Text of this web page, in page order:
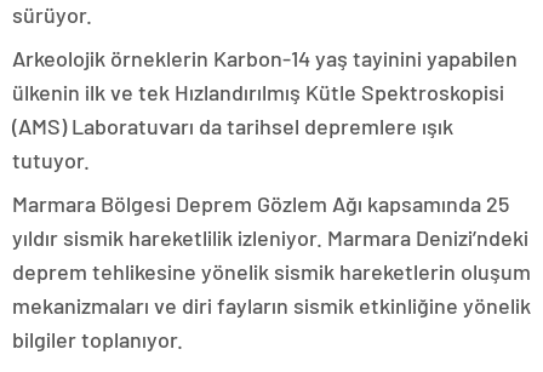
sürüyor.
Arkeolojik örneklerin Karbon-14 yaş tayinini yapabilen
ülkenin ilk ve tek Hızlandırılmış Kütle Spektroskopisi
(AMS) Laboratuvarı da tarihsel depremlere ışık
tutuyor.
Marmara Bölgesi Deprem Gözlem Ağı kapsamında 25
yıldır sismik hareketlilik izleniyor. Marmara Denizi’ndeki
deprem tehlikesine yönelik sismik hareketlerin oluşum
mekanizmaları ve diri fayların sismik etkinliğine yönelik
bilgiler toplanıyor.